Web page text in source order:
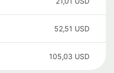
52,51 USD
105,03 USD